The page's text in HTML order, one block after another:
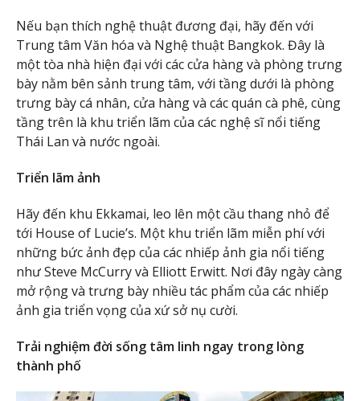
Nếu bạn thích nghệ thuật đương đại, hãy đến với
Trung tâm Văn hóa và Nghệ thuật Bangkok. Đây là
một tòa nhà hiện đại với các cửa hàng và phòng trưng
bày nằm bên sảnh trung tâm, với tầng dưới là phòng
trưng bày cá nhân, cửa hàng và các quán cà phê, cùng
tầng trên là khu triển lãm của các nghệ sĩ nổi tiếng
Thái Lan và nước ngoài.
Triển lãm ảnh
Hãy đến khu Ekkamai, leo lên một cầu thang nhỏ để
tới House of Lucie’s. Một khu triển lãm miễn phí với
những bức ảnh đẹp của các nhiếp ảnh gia nổi tiếng
như Steve McCurry và Elliott Erwitt. Nơi đây ngày càng
mở rộng và trưng bày nhiều tác phẩm của các nhiếp
ảnh gia triển vọng của xứ sở nụ cười.
Trải nghiệm đời sống tâm linh ngay trong lòng
thành phố